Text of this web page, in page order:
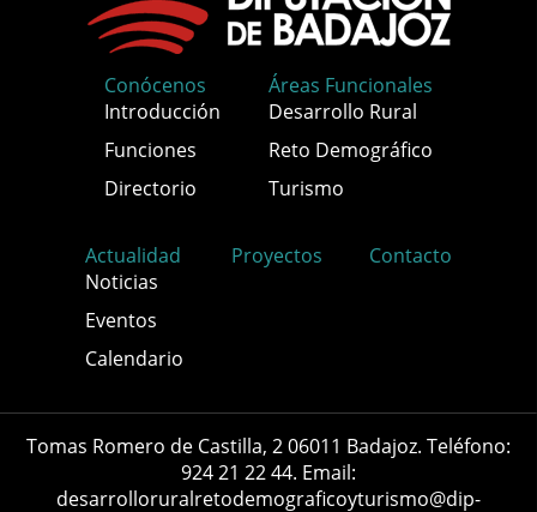
Conócenos
Introducción
Funciones
Directorio
Áreas Funcionales
Desarrollo Rural
Reto Demográfico
Turismo
Actualidad
Noticias
Eventos
Calendario
Proyectos Contacto
Tomas Romero de Castilla, 2 06011 Badajoz. Teléfono:
924 21 22 44. Email:
desarrolloruralretodemograficoyturismo@dip-